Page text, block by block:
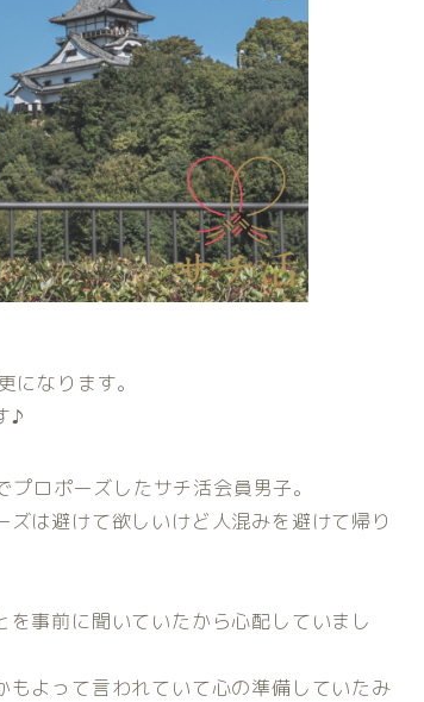
なります。
♪
ロポーズしたサチ活会員男子。
は避けて欲しいけど人混みを避けて帰り
事前に聞いていたから心配していまし
よって言われていて心の準備していたみ